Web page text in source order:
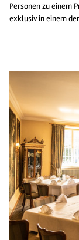
Personen zu einem
exklusiv in einem